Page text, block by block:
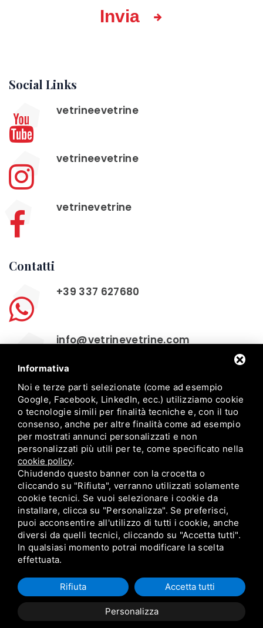
Invia
Social Links
vetrineevetrine
vetrineevetrine
vetrinevetrine
Contatti
+39 337 627680
info@vetrinevetrine.com
+39 0532 770163
VETRINE & vetrine / P.IVA 01250450382 / Via
G.Calvino, 28/a Ferrara (FE) 44122
+39 0532 770163/info@vetrinevetrine.com
Home Chi siamo Shop Experience Offerte
Servizi
Formazione
Portfolio Contatti Blog Privacy Sitemap
Informativa
Noi e terze parti selezionate (come ad esempio
Google, Facebook, LinkedIn, ecc.) utilizziamo cookie
o tecnologie simili per finalità tecniche e, con il tuo
consenso, anche per altre finalità come ad esempio
per mostrati annunci personalizzati e non
personalizzati più utili per te, come specificato nella
cookie policy.
Chiudendo questo banner con la crocetta o
cliccando su "Rifiuta", verranno utilizzati solamente
cookie tecnici. Se vuoi selezionare i cookie da
installare, clicca su "Personalizza". Se preferisci,
puoi acconsentire all'utilizzo di tutti i cookie, anche
diversi da quelli tecnici, cliccando su "Accetta tutti".
In qualsiasi momento potrai modificare la scelta
effettuata.
Personalizza
Rifiuta Accetta tutti